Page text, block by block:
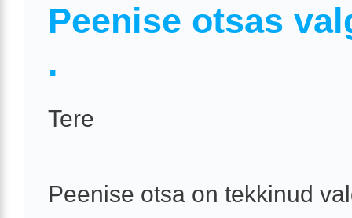
Peenise otsas
.
Tere
Peenise otsa on tekkinud